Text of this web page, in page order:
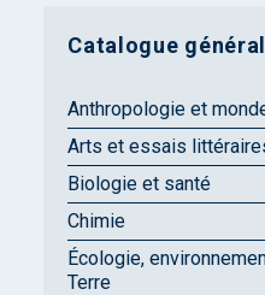
Catalogue général
Anthropologie et
Arts et essais
Biologie et santé
Chimie
Écologie,
Terre